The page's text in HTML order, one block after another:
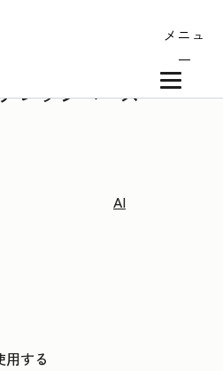
メニュ
ー
レッジベース
AI
用する